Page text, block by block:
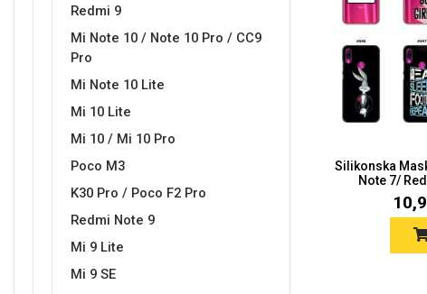
Redmi 9
Mi Note 10 / Note 10 Pro / CC9
Pro
Mi Note 10 Lite
Mi 10 Lite
Mi 10 / Mi 10 Pro
Poco M3
K30 Pro / Poco F2 Pro
Redmi Note 9
Mi 9 Lite
Mi 9 SE
Silikonska
Note 7/